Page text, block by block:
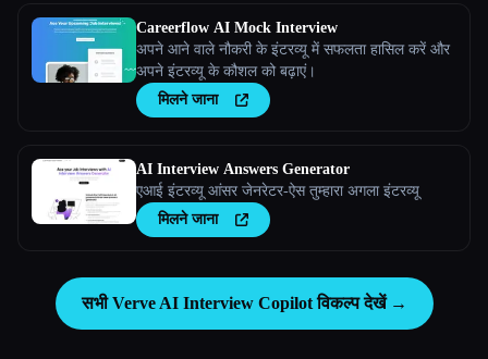
Careerflow AI Mock Interview
अपने आने वाले नौकरी के इंटरव्यू में सफलता हासिल करें और
अपने इंटरव्यू के कौशल को बढ़ाएं।
मिलने जाना
AI Interview Answers Generator
एआई इंटरव्यू आंसर जेनरेटर-ऐस तुम्हारा अगला इंटरव्यू
मिलने जाना
सभी Verve AI Interview Copilot विकल्प देखें →